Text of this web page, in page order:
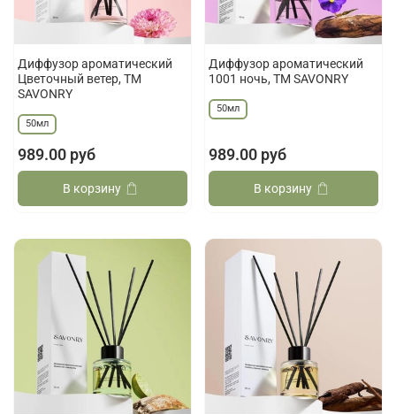
Диффузор ароматический
Цветочный ветер, ТМ
SAVONRY
50мл
989.00 руб
В корзину
Диффузор ароматический
1001 ночь, ТМ SAVONRY
50мл
989.00 руб
В корзину